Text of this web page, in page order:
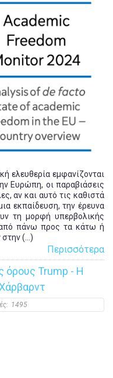
ελευθερία εμφανίζονται
Ευρώπη, οι παραβιάσεις
αν και αυτό τις καθιστά
εκπαίδευση, την έρευνα
τη μορφή υπερβολικής
πάνω προς τα κάτω ή
(...)
Περισσότερα
όρους Trump - Η
1495